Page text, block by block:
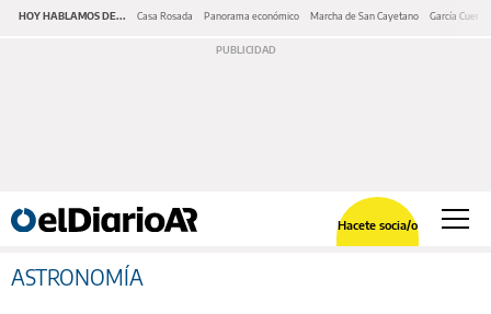
HOY HABLAMOS DE... Casa Rosada Panorama económico Marcha de San Cayetano García Cuerva
Hacete socia/o
ASTRONOMÍA